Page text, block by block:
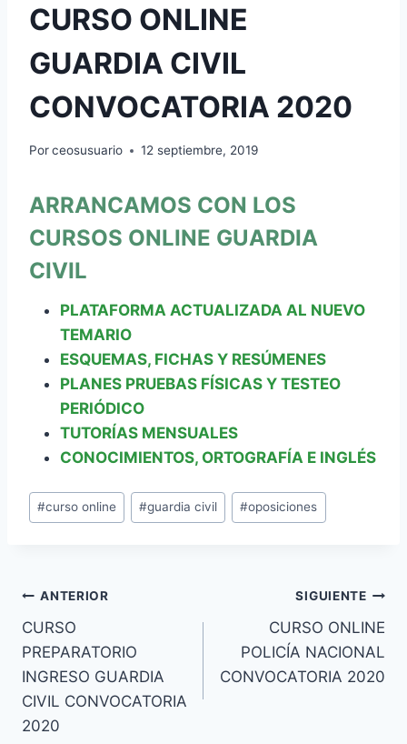
CURSO ONLINE
GUARDIA CIVIL
CONVOCATORIA 2020
Porceosusuario 12 septiembre, 2019
ARRANCAMOS CON LOS
CURSOS ONLINE GUARDIA
CIVIL
PLATAFORMA ACTUALIZADA AL NUEVO
TEMARIO
ESQUEMAS, FICHAS Y RESÚMENES
PLANES PRUEBAS FÍSICAS Y TESTEO
PERIÓDICO
TUTORÍAS MENSUALES
CONOCIMIENTOS, ORTOGRAFÍA E INGLÉS
Etiquetas
de
#curso online #guardia civil #oposiciones
Navegación
de
entradas
ANTERIOR
CURSO
PREPARATORIO
INGRESO GUARDIA
CIVIL CONVOCATORIA
2020
SIGUIENTE
CURSO ONLINE
POLICÍA NACIONAL
CONVOCATORIA 2020